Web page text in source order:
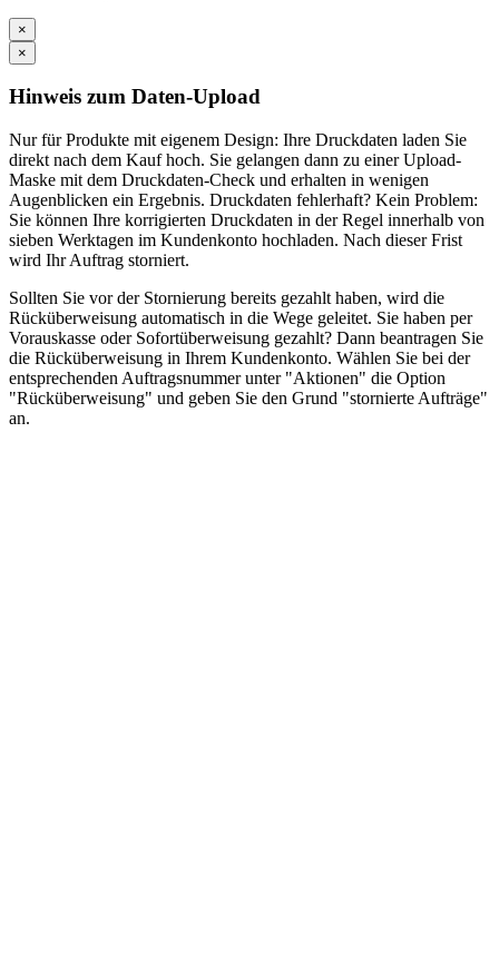
×
×
Hinweis zum Daten-Upload
Nur für Produkte mit eigenem Design: Ihre Druckdaten laden Sie
direkt nach dem Kauf hoch. Sie gelangen dann zu einer Upload-
Maske mit dem Druckdaten-Check und erhalten in wenigen
Augenblicken ein Ergebnis. Druckdaten fehlerhaft? Kein Problem:
Sie können Ihre korrigierten Druckdaten in der Regel innerhalb von
sieben Werktagen im Kundenkonto hochladen. Nach dieser Frist
wird Ihr Auftrag storniert.
Sollten Sie vor der Stornierung bereits gezahlt haben, wird die
Rücküberweisung automatisch in die Wege geleitet. Sie haben per
Vorauskasse oder Sofortüberweisung gezahlt? Dann beantragen Sie
die Rücküberweisung in Ihrem Kundenkonto. Wählen Sie bei der
entsprechenden Auftragsnummer unter "Aktionen" die Option
"Rücküberweisung" und geben Sie den Grund "stornierte Aufträge"
an.